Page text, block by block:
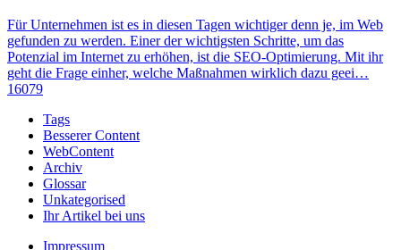
Für Unternehmen ist es in diesen Tagen wichtiger denn je, im Web
gefunden zu werden. Einer der wichtigsten Schritte, um das
Potenzial im Internet zu erhöhen, ist die SEO-Optimierung. Mit ihr
geht die Frage einher, welche Maßnahmen wirklich dazu geei…
16079
Tags
Besserer Content
WebContent
Archiv
Glossar
Unkategorised
Ihr Artikel bei uns
Impressum